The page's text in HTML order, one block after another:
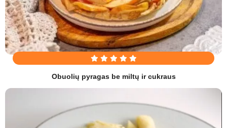
Obuolių pyragas be miltų ir cukraus